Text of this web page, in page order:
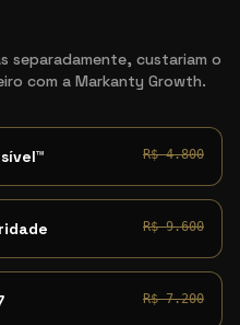
separadamente, custariam o
com a Markanty Growth.
R$ 4.800
R$ 9.600
R$ 7.200